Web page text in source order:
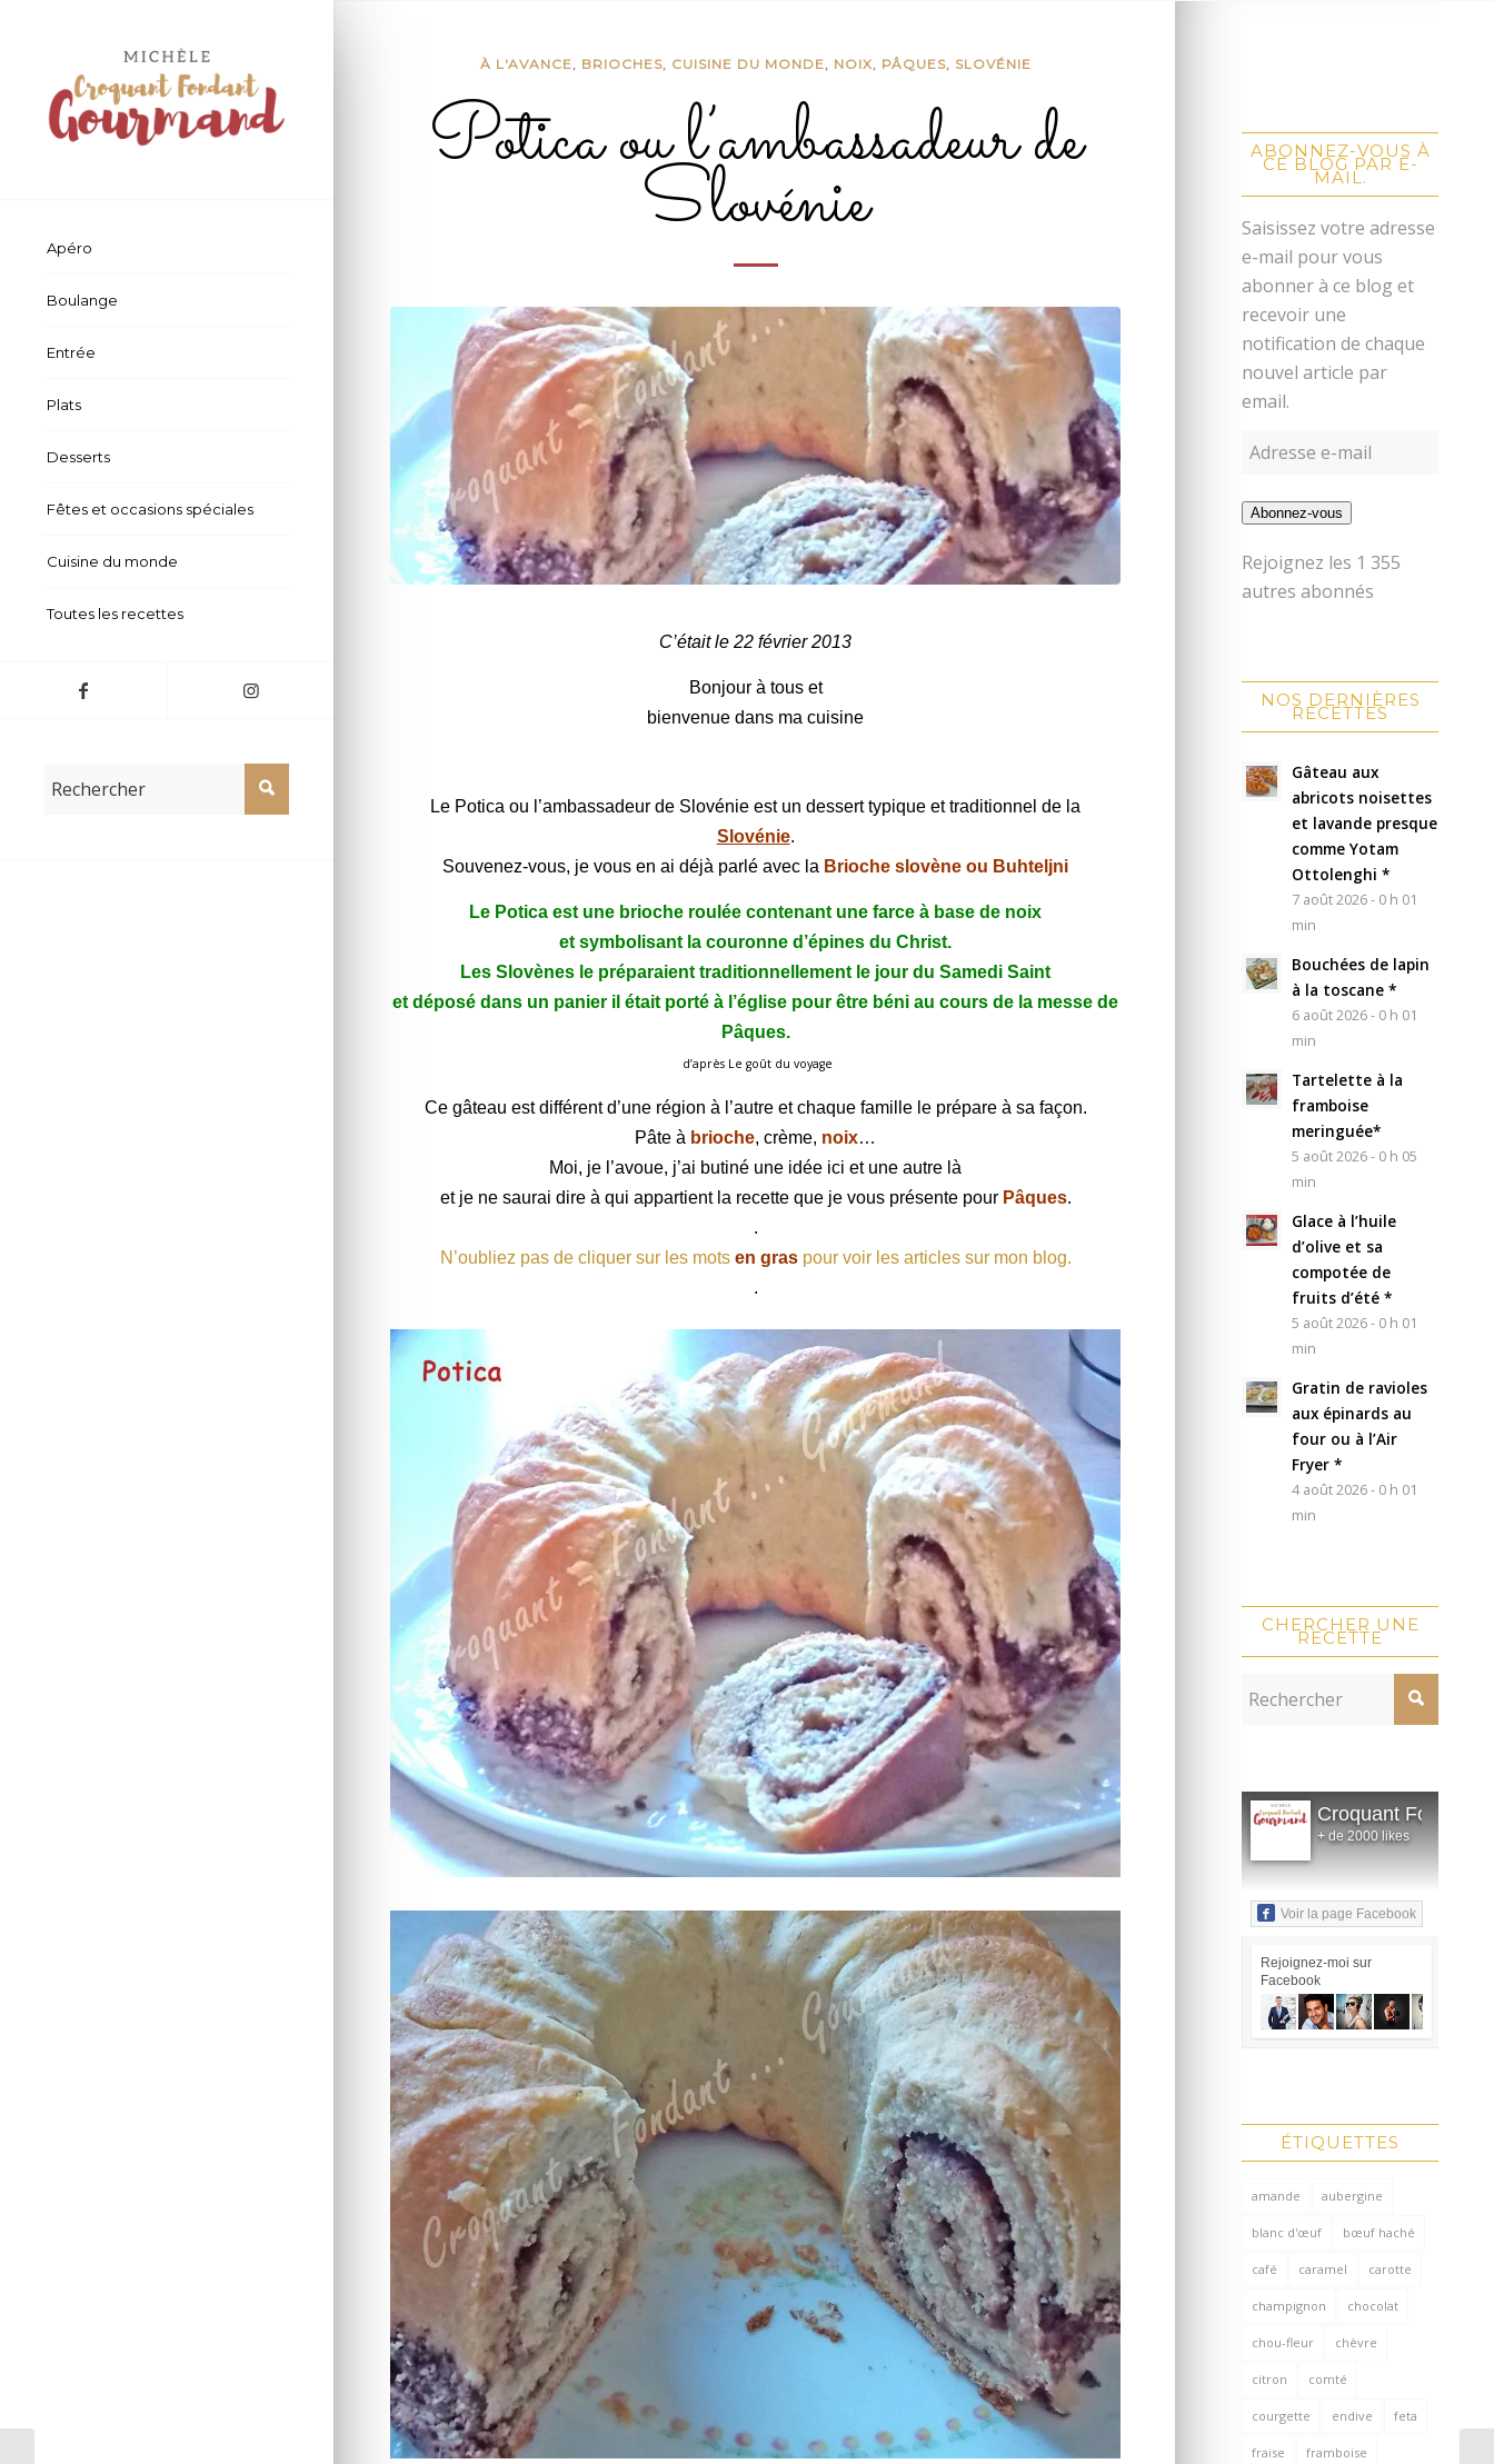
Apéro
Boulange
Entrée
Plats
Desserts
Fêtes et occasions spéciales
Cuisine du monde
Toutes les recettes
À L'AVANCE, BRIOCHES, CUISINE DU MONDE, NOIX, PÂQUES, SLOVÉNIE
Potica ou l’ambassadeur de
Slovénie
C’était le 22 février 2013
Bonjour à tous et
bienvenue dans ma cuisine
Le Potica ou l’ambassadeur de Slovénie est un dessert typique et traditionnel de la
Slovénie.
Souvenez-vous, je vous en ai déjà parlé avec la Brioche slovène ou Buhteljni
Le Potica est une brioche roulée contenant une farce à base de noix
et symbolisant la couronne d’épines du Christ.
Les Slovènes le préparaient traditionnellement le jour du Samedi Saint
et déposé dans un panier il était porté à l’église pour être béni au cours de la messe de
Pâques.
d’après Le goût du voyage
Ce gâteau est différent d’une région à l’autreet chaque famille le prépare à sa façon.
Pâte à brioche, crème, noix…
Moi, je l’avoue, j’ai butiné une idée ici et une autre là
et je ne saurai dire à qui appartient la recette que je vous présente pour Pâques.
.
N’oubliez pas de cliquer sur les mots en graspour voir les articles sur mon blog.
.
ABONNEZ-VOUS À
CE BLOG PAR E-
MAIL.
Saisissez votre adresse
e-mail pour vous
abonner à ce blog et
recevoir une
notification de chaque
nouvel article par
email.
Abonnez-vous
Rejoignez les 1 355
autres abonnés
NOS DERNIÈRES
RECETTES
Gâteau aux
abricots noisettes
et lavande presque
comme Yotam
Ottolenghi *
7 août 2026 - 0 h 01
min
Bouchées de lapin
à la toscane *
6 août 2026 - 0 h 01
min
Tartelette à la
framboise
meringuée*
5 août 2026 - 0 h 05
min
Glace à l’huile
d’olive et sa
compotée de
fruits d’été *
5 août 2026 - 0 h 01
min
Gratin de ravioles
aux épinards au
four ou à l’Air
Fryer *
4 août 2026 - 0 h 01
min
CHERCHER UNE
RECETTE
Croquant Fondant
+ de 2000 likes
Voir la page Facebook
Rejoignez-moi sur
Facebook
ÉTIQUETTES
amande aubergine
blanc d'œuf bœuf haché
café caramel carotte
champignon chocolat
chou-fleur chèvre
citron comté
courgette endive feta
fraise framboise